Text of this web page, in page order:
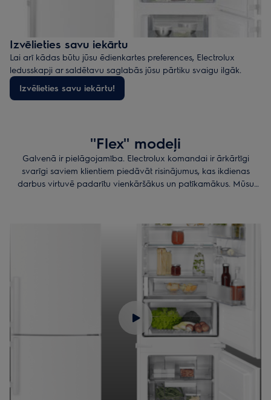
Izvēlieties savu iekārtu
Lai arī kādas būtu jūsu ēdienkartes preferences, Electrolux
ledusskapji ar saldētavu saglabās jūsu pārtiku svaigu ilgāk.
Izvēlieties savu iekārtu!
''Flex'' modeļi
Galvenā ir pielāgojamība. Electrolux komandai ir ārkārtīgi
svarīgi saviem klientiem piedāvāt risinājumus, kas ikdienas
darbus virtuvē padarītu vienkāršākus un patīkamākus. Mūsu
turiet visu svarīgāko vienmēr pa rokai – tas viss un vēl vairāk ar
jūsu Flex modeļa ledusskapi.